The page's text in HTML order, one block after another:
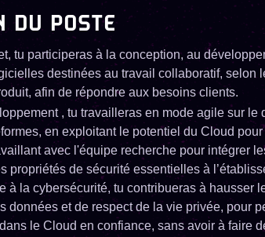
DU POSTE
tu participeras à la conception, au
destinées au travail collaboratif, selon
afin de répondre aux besoins clients.
, tu travailleras en mode agile sur le
en exploitant le potentiel du Cloud
avec l'équipe recherche pour intégrer
propriétés de sécurité essentielles à
à la cybersécurité, tu contribueras à hausser
données et de respect de la vie privée, pour
le Cloud en confiance, sans avoir à faire